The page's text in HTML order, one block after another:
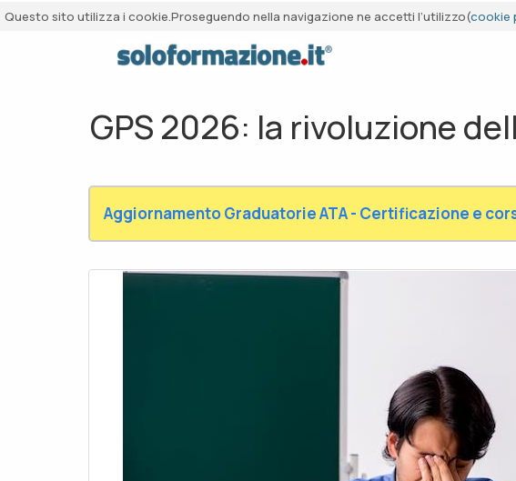
Questo sito utilizza i cookie.Proseguendo nella navigazione ne accetti l’utilizzo(cookie
GPS 2026: la rivoluzione
Aggiornamento Graduatorie ATA - Certificazione e